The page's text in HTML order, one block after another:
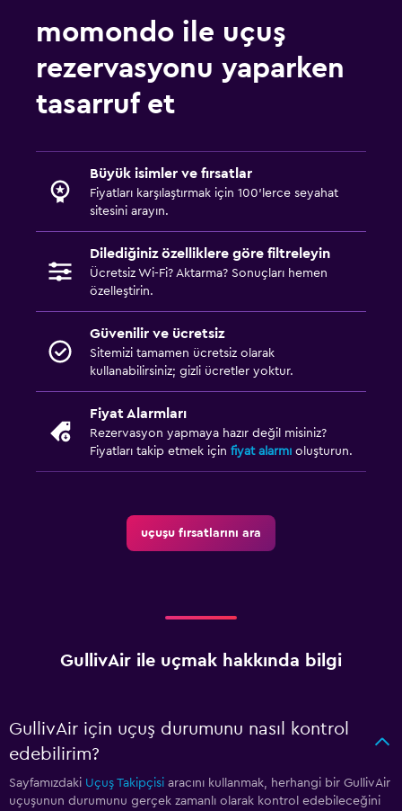
momondo ile uçuş
rezervasyonu yaparken
tasarruf et
Büyük isimler ve fırsatlar
Fiyatları karşılaştırmak için 100'lerce seyahat
sitesini arayın.
Dilediğiniz özelliklere göre filtreleyin
Ücretsiz Wi-Fi? Aktarma? Sonuçları hemen
özelleştirin.
Güvenilir ve ücretsiz
Sitemizi tamamen ücretsiz olarak
kullanabilirsiniz; gizli ücretler yoktur.
Fiyat Alarmları
Rezervasyon yapmaya hazır değil misiniz?
Fiyatları takip etmek için fiyat alarmı oluşturun.
uçuşu fırsatlarını ara
GullivAir ile uçmak hakkında bilgi
GullivAir için uçuş durumunu nasıl kontrol
edebilirim?
Sayfamızdaki Uçuş Takipçisi aracını kullanmak, herhangi bir GullivAir
uçuşunun durumunu gerçek zamanlı olarak kontrol edebileceğini